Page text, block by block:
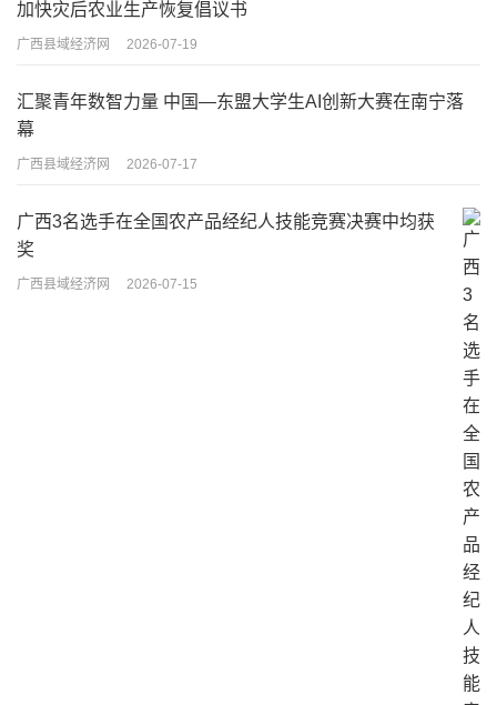
加快灾后农业生产恢复倡议书
广西县域经济网 2026-07-19
汇聚青年数智力量 中国—东盟大学生AI创新大赛在南宁落
幕
广西县域经济网 2026-07-17
广西3名选手在全国农产品经纪人技能竞赛决赛中均获
奖
广西县域经济网 2026-07-15